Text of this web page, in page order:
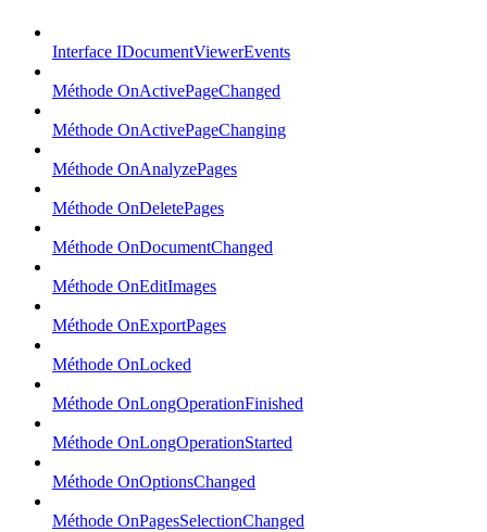
Interface IDocumentViewerEvents
Méthode OnActivePageChanged
Méthode OnActivePageChanging
Méthode OnAnalyzePages
Méthode OnDeletePages
Méthode OnDocumentChanged
Méthode OnEditImages
Méthode OnExportPages
Méthode OnLocked
Méthode OnLongOperationFinished
Méthode OnLongOperationStarted
Méthode OnOptionsChanged
Méthode OnPagesSelectionChanged